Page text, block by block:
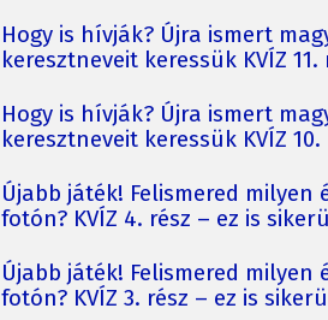
Hogy is hívják? Újra ismert
keresztneveit keressük KVÍZ 11.
Hogy is hívják? Újra ismert
keresztneveit keressük KVÍZ 10.
Újabb játék! Felismered milyen
fotón? KVÍZ 4. rész – ez is
Újabb játék! Felismered milyen
fotón? KVÍZ 3. rész – ez is